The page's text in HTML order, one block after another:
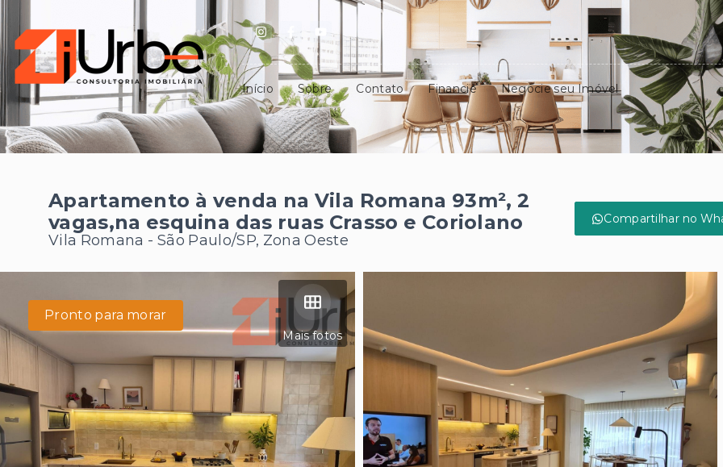
Início Sobre Contato Financie Negocie seu Imóvel
Apartamento à venda na Vila Romana 93m², 2
vagas,na esquina das ruas Crasso e Coriolano
Vila Romana - São Paulo/SP, Zona Oeste
Compartilhar no
Mais fotos
Pronto para morar